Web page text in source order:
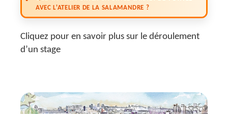
AVEC L'ATELIER DE LA SALAMANDRE ?
Cliquez pour en savoir plus sur le déroulement
d’un stage